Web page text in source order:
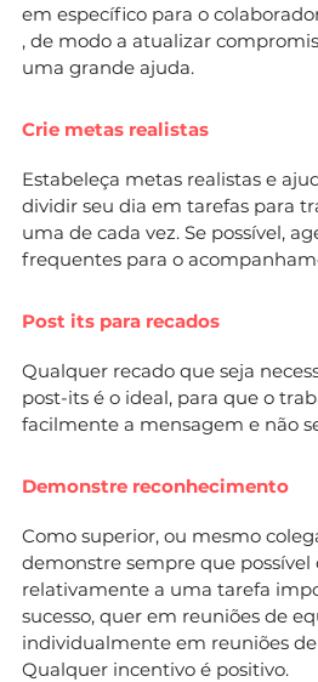
em específico para o
, de modo a atualizar
uma grande ajuda.
Crie metas realistas
Estabeleça metas realistas e
dividir seu dia em tarefas para
uma de cada vez. Se possível,
frequentes para o
Post its para recados
Qualquer recado que seja
post-its é o ideal, para que o
facilmente a mensagem e não
Demonstre reconhecimento
Como superior, ou mesmo
demonstre sempre que
relativamente a uma tarefa
sucesso, quer em reuniões de
individualmente em reuniões
Qualquer incentivo é positivo.